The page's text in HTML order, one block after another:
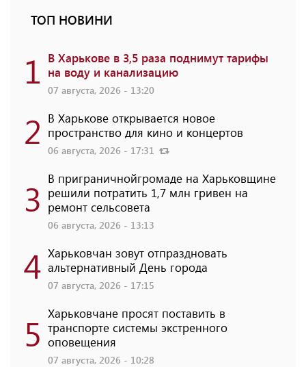
ТОП НОВИНИ
1 В Харькове в 3,5 раза поднимут тарифы
на воду и канализацию
07 августа, 2026 - 13:20
2 В Харькове открывается новое
пространство для кино и концертов
06 августа, 2026 - 17:31
3 В приграничнойгромаде на Харьковщине
решили потратить 1,7 млн ​​гривен на
ремонт сельсовета
06 августа, 2026 - 13:13
4 Харьковчан зовут отпраздновать
альтернативный День города
07 августа, 2026 - 17:15
5 Харьковчане просят поставить в
транспорте системы экстренного
оповещения
07 августа, 2026 - 10:28